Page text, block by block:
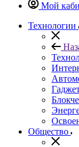
Мой
Технологии
Общество